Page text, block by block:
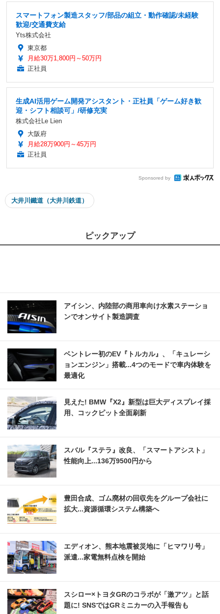
スマートフォン製造スタッフ/部品の組立・動作確認/未経験
歓迎/交通費支給
Yts株式会社
東京都
月給30万1,800円～50万円
正社員
生成AI活用ゲーム開発アシスタント・正社員「ゲーム好き歓
迎・シフト相談可」/研修充実
株式会社Le Lien
大阪府
月給28万900円～45万円
正社員
Sponsored by
大井川鐵道（大井川鉄道）
ピックアップ
アイシン、内陸部の商用車向け水素ステーショ
ンでオンサイト製造調査
ベントレー初のEV『トルカル』、「キュレーシ
ョンエンジン」搭載...4つのモードで車内体験を
最適化
見えた! BMW『X2』新型は巨大ディスプレイ採
用、コックピット全面刷新
スバル『ステラ』改良、「スマートアシスト」
性能向上...136万9500円から
豊田合成、ゴム廃材の回収先をグループ会社に
拡大...資源循環システム構築へ
エディオン、熊本地震被災地に「ヒマワリ号」
派遣...家電無料点検を開始
スシロー×トヨタGRのコラボが「激アツ」と話
題に! SNSではGRミニカーの入手報告も